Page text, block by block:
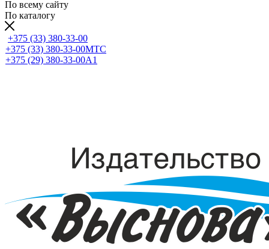
По всему сайту
По каталогу
+375 (33) 380-33-00
+375 (33) 380-33-00МТС
+375 (29) 380-33-00А1